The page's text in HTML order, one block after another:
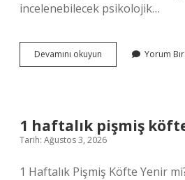
incelenebilecek psikolojik…
Devamını okuyun
sırada
?
Yorum
1 haftalık pişmiş
Tarih: Ağustos 3, 2026
1 Haftalık Pişmiş Köfte Yenir